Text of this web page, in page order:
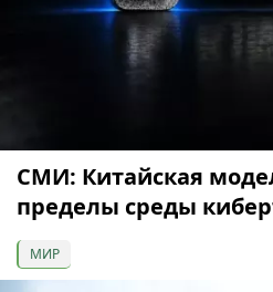
СМИ: Китайская
пределы среды
МИР